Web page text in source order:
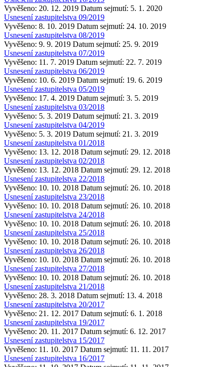
Vyvěšeno: 20. 12. 2019 Datum sejmutí: 5. 1. 2020
Usnesení zastupitelstva 09/2019
Vyvěšeno: 8. 10. 2019 Datum sejmutí: 24. 10. 2019
Usnesení zastupitelstva 08/2019
Vyvěšeno: 9. 9. 2019 Datum sejmutí: 25. 9. 2019
Usnesení zastupitelstva 07/2019
Vyvěšeno: 11. 7. 2019 Datum sejmutí: 22. 7. 2019
Usnesení zastupitelstva 06/2019
Vyvěšeno: 10. 6. 2019 Datum sejmutí: 19. 6. 2019
Usnesení zastupitelstva 05/2019
Vyvěšeno: 17. 4. 2019 Datum sejmutí: 3. 5. 2019
Usnesení zastupitelstva 03/2018
Vyvěšeno: 5. 3. 2019 Datum sejmutí: 21. 3. 2019
Usnesení zastupitelstva 04/2019
Vyvěšeno: 5. 3. 2019 Datum sejmutí: 21. 3. 2019
Usnesení zastupitelstva 01/2018
Vyvěšeno: 13. 12. 2018 Datum sejmutí: 29. 12. 2018
Usnesení zastupitelstva 02/2018
Vyvěšeno: 13. 12. 2018 Datum sejmutí: 29. 12. 2018
Usnesení zastupitelstva 22/2018
Vyvěšeno: 10. 10. 2018 Datum sejmutí: 26. 10. 2018
Usnesení zastupitelstva 23/2018
Vyvěšeno: 10. 10. 2018 Datum sejmutí: 26. 10. 2018
Usnesení zastupitelstva 24/2018
Vyvěšeno: 10. 10. 2018 Datum sejmutí: 26. 10. 2018
Usnesení zastupitelstva 25/2018
Vyvěšeno: 10. 10. 2018 Datum sejmutí: 26. 10. 2018
Usnesení zastupitelstva 26/2018
Vyvěšeno: 10. 10. 2018 Datum sejmutí: 26. 10. 2018
Usnesení zastupitelstva 27/2018
Vyvěšeno: 10. 10. 2018 Datum sejmutí: 26. 10. 2018
Usnesení zastupitelstva 21/2018
Vyvěšeno: 28. 3. 2018 Datum sejmutí: 13. 4. 2018
Usnesení zastupitelstva 20/2017
Vyvěšeno: 21. 12. 2017 Datum sejmutí: 6. 1. 2018
Usnesení zastupitelstva 19/2017
Vyvěšeno: 20. 11. 2017 Datum sejmutí: 6. 12. 2017
Usnesení zastupitelstva 15/2017
Vyvěšeno: 11. 10. 2017 Datum sejmutí: 11. 11. 2017
Usnesení zastupitelstva 16/2017